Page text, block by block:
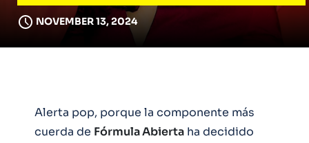
NOVEMBER 13, 2024
Alerta pop, porque la componente más
cuerda de Fórmula Abierta ha decidido